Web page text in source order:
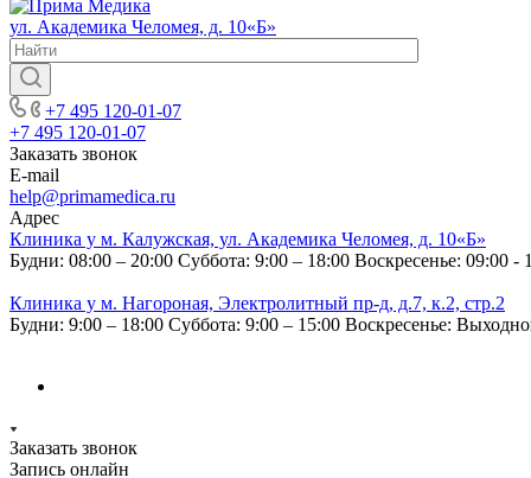
ул. Академика Челомея, д. 10«Б»
+7 495 120-01-07
+7 495 120-01-07
Заказать звонок
E-mail
help@primamedica.ru
Адрес
Клиника у м. Калужская, ул. Академика Челомея, д. 10«Б»
Будни: 08:00 – 20:00 Суббота: 9:00 – 18:00 Воскресенье: 09:00 -
Клиника у м. Нагороная, Электролитный пр-д, д.7, к.2, стр.2
Будни: 9:00 – 18:00 Суббота: 9:00 – 15:00 Воскресенье:
Заказать звонок
Запись онлайн